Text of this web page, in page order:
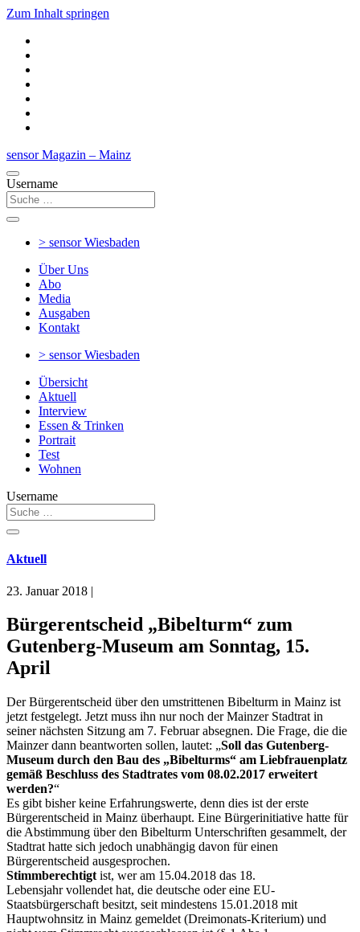
Zum Inhalt springen
sensor Magazin – Mainz
Username
> sensorWiesbaden
Über Uns
Abo
Media
Ausgaben
Kontakt
> sensorWiesbaden
Übersicht
Aktuell
Interview
Essen & Trinken
Portrait
Test
Wohnen
Username
Aktuell
23. Januar 2018 |
Bürgerentscheid „Bibelturm“ zum
Gutenberg-Museum am Sonntag, 15.
April
Der Bürgerentscheid über den umstrittenen Bibelturm in Mainz ist
jetzt festgelegt. Jetzt muss ihn nur noch der Mainzer Stadtrat in
seiner nächsten Sitzung am 7. Februar absegnen. Die Frage, die die
Mainzer dann beantworten sollen, lautet: „Soll das Gutenberg-
Museum durch den Bau des „Bibelturms“ am Liebfrauenplatz
gemäß Beschluss des Stadtrates vom 08.02.2017 erweitert
werden?“
Es gibt bisher keine Erfahrungswerte, denn dies ist der erste
Bürgerentscheid in Mainz überhaupt. Eine Bürgerinitiative hatte für
die Abstimmung über den Bibelturm Unterschriften gesammelt, der
Stadtrat hatte sich jedoch unabhängig davon für einen
Bürgerentscheid ausgesprochen.
Stimmberechtigt ist, wer am 15.04.2018 das 18.
Lebensjahr vollendet hat, die deutsche oder eine EU-
Staatsbürgerschaft besitzt, seit mindestens 15.01.2018 mit
Hauptwohnsitz in Mainz gemeldet (Dreimonats-Kriterium) und